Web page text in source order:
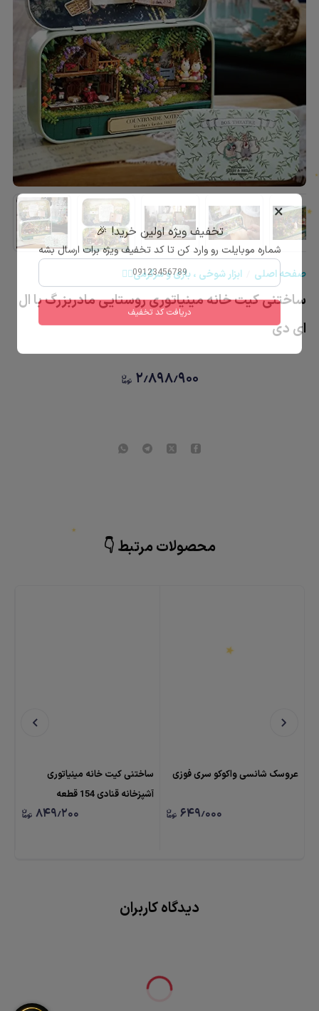
صفحه اصلی ابزار شوخی ، بازی و سرگرمی🤹‍♂️
ساختنی کیت خانه مینیاتوری روستایی مادربزرگ با ال
ای دی
۲٫۸۹۸٫۹۰۰
محصولات مرتبط 👇
عروسک شانسی واکوکو سری فوزی
۶۴۹٫۰۰۰
ساختنی کیت خانه مینیاتوری
آشپزخانه قنادی 154 قطعه
۸۴۹٫۲۰۰
دیدگاه کاربران
★
★
×
تخفیف ویژه اولین خرید! 🎉
شماره موبایلت رو وارد کن تا کد تخفیف ویژه برات ارسال بشه
دریافت کد تخفیف